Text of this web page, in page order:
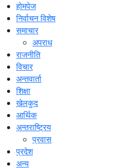
होमपेज
निर्वाचन विशेष
समाचार
अपराध
राजनीति
विचार
अन्तवार्ता
शिक्षा
खेलकुद
आर्थिक
अन्तराष्ट्रिय
प्रवास
प्रदेश
अन्य